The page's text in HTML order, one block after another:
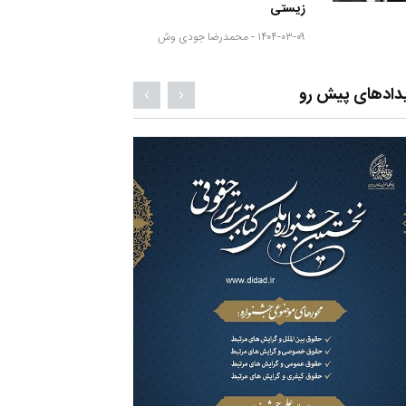
زیستی
۱۴۰۴-۰۳-۰۹ - محمدرضا جودی وش
پیش رو